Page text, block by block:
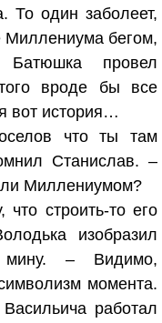
То один заболеет,
Миллениума бегом,
Батюшка провел
вроде бы все
вот история…
что ты там
Станислав. –
Миллениумом?
строить-то его
изобразил
мину. – Видимо,
момента.
работал